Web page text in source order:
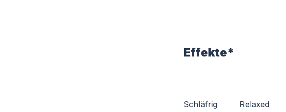
Effekte*
Schläfrig Relaxed